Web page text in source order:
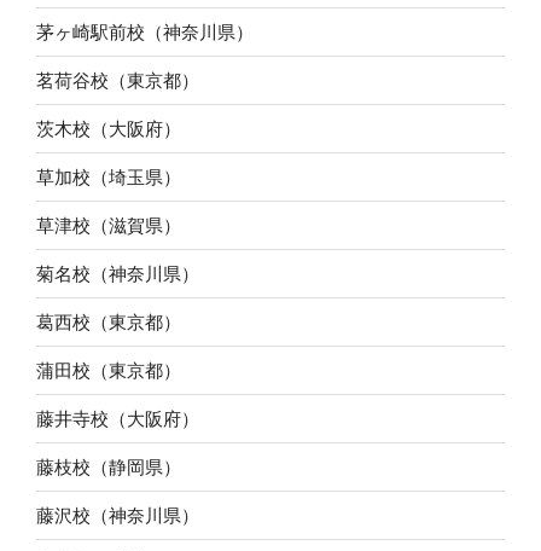
茅ヶ崎駅前校（神奈川県）
茗荷谷校（東京都）
茨木校（大阪府）
草加校（埼玉県）
草津校（滋賀県）
菊名校（神奈川県）
葛西校（東京都）
蒲田校（東京都）
藤井寺校（大阪府）
藤枝校（静岡県）
藤沢校（神奈川県）